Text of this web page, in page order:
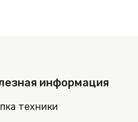
информация
техники